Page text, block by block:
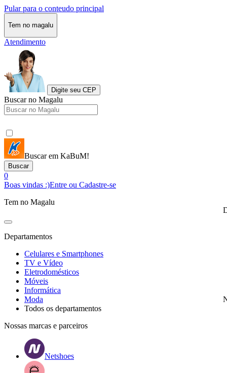
Pular para o conteudo principal
Tem no magalu
Atendimento
Digite seu CEP
Buscar no Magalu
Buscar em KaBuM!
Buscar
0
Boas vindas :)Entre ou Cadastre-se
Tem no Magalu
Departamentos
Celulares e Smartphones
TV e Vídeo
Eletrodomésticos
Móveis
Informática
Moda
Todos os departamentos
Nossas marcas e parceiros
Netshoes